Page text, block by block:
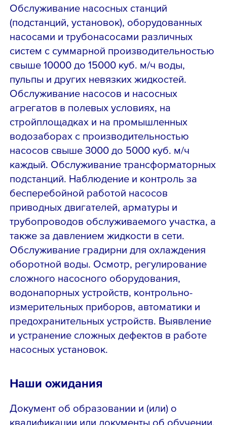
Обслуживание насосных станций
(подстанций, установок), оборудованных
насосами и трубонасосами различных
систем с суммарной производительностью
свыше 10000 до 15000 куб. м/ч воды,
пульпы и других невязких жидкостей.
Обслуживание насосов и насосных
агрегатов в полевых условиях, на
стройплощадках и на промышленных
водозаборах с производительностью
насосов свыше 3000 до 5000 куб. м/ч
каждый. Обслуживание трансформаторных
подстанций. Наблюдение и контроль за
бесперебойной работой насосов
приводных двигателей, арматуры и
трубопроводов обслуживаемого участка, а
также за давлением жидкости в сети.
Обслуживание градирни для охлаждения
оборотной воды. Осмотр, регулирование
сложного насосного оборудования,
водонапорных устройств, контрольно-
измерительных приборов, автоматики и
предохранительных устройств. Выявление
и устранение сложных дефектов в работе
насосных установок.
Наши ожидания
Документ об образовании и (или) о
квалификации или документы об обучении,